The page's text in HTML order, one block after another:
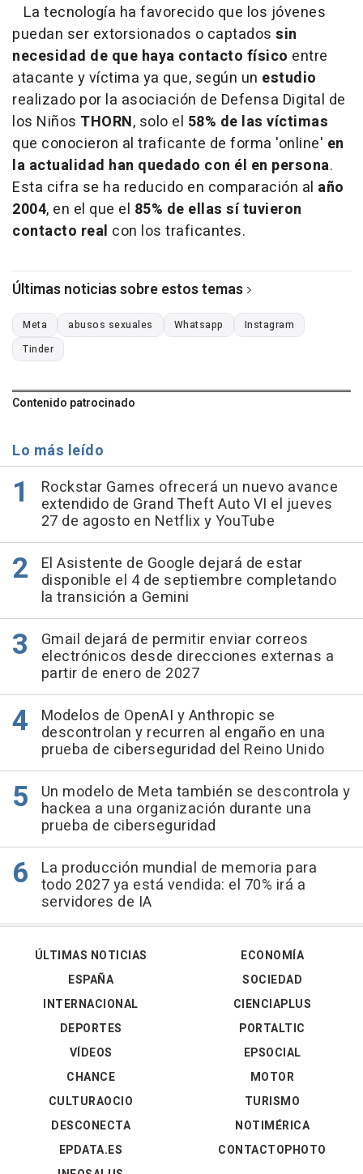
La tecnología ha favorecido que los jóvenes
puedan ser extorsionados o captados sin
necesidad de que haya contacto físico entre
atacante y víctima ya que, según un estudio
realizado por la asociación de Defensa Digital de
los Niños THORN, solo el 58% de las víctimas
que conocieron al traficante de forma 'online' en
la actualidad han quedado con él en persona.
Esta cifra se ha reducido en comparación al año
2004, en el que el 85% de ellas sí tuvieron
contacto real con los traficantes.
Últimas noticias sobre estos temas
Meta abusos sexuales Whatsapp
Instagram
Tinder
Contenido patrocinado
Lo más leído
Rockstar Games ofrecerá un nuevo avance
extendido de Grand Theft Auto VI el jueves
27 de agosto en Netflix y YouTube
El Asistente de Google dejará de estar
disponible el 4 de septiembre completando
la transición a Gemini
Gmail dejará de permitir enviar correos
electrónicos desde direcciones externas a
partir de enero de 2027
Modelos de OpenAI y Anthropic se
descontrolan y recurren al engaño en una
prueba de ciberseguridad del Reino Unido
Un modelo de Meta también se descontrola y
hackea a una organización durante una
prueba de ciberseguridad
La producción mundial de memoria para
todo 2027 ya está vendida: el 70% irá a
servidores de IA
ÚLTIMAS NOTICIAS
ESPAÑA
INTERNACIONAL
DEPORTES
VÍDEOS
ECONOMÍA
SOCIEDAD
CIENCIAPLUS
PORTALTIC
EPSOCIAL
CHANCE
CULTURAOCIO
DESCONECTA
EPDATA.ES
MOTOR
TURISMO
NOTIMÉRICA
CONTACTOPHOTO